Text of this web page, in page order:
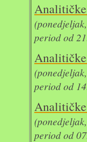
period od
period od
period od